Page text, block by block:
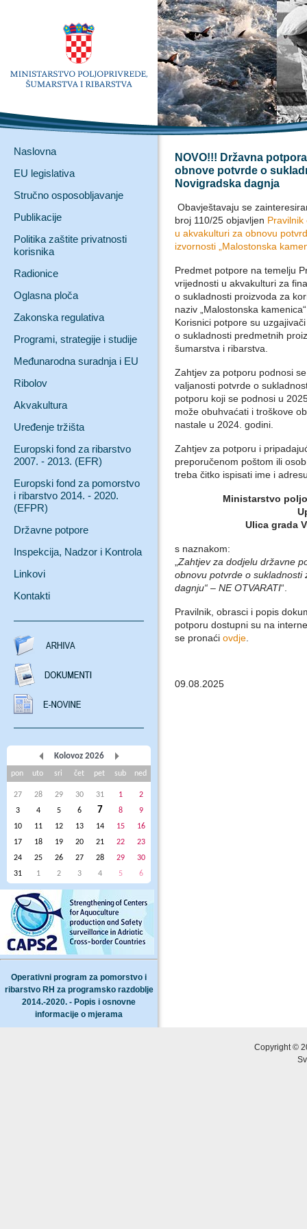
Naslovna
EU legislativa
Stručno osposobljavanje
Publikacije
Politika zaštite privatnosti
korisnika
Radionice
Oglasna ploča
Zakonska regulativa
Programi, strategije i studije
Međunarodna suradnja i EU
Ribolov
Akvakultura
Uređenje tržišta
Europski fond za ribarstvo
2007. - 2013. (EFR)
Europski fond za pomorstvo
i ribarstvo 2014. - 2020.
(EFPR)
Državne potpore
Inspekcija, Nadzor i Kontrola
Linkovi
Kontakti
Kolovoz 2026
pon uto sri čet pet sub ned
27 28 29 30 31 1
2
3
4 5 6 7 8
9
10
11 12 13 14 15
16
17
18 19 20 21 22
23
24
25 26 27 28 29
30
31
1 2 3 4 5 6
Operativni program za pomorstvo i
ribarstvo RH za programsko razdoblje
2014.-2020. - Popis i osnovne
informacije o mjerama
NOVO!!! Državna
obnove potvrde o
Novigradska dagnja
Obavještavaju se
broj 110/25 objavljen
u akvakulturi za obnovu
izvornosti „Malostonska
Predmet potpore na temelju
vrijednosti u akvakulturi za
o sukladnosti proizvoda za
naziv „Malostonska
Korisnici potpore su
o sukladnosti predmetnih
šumarstva i ribarstva.
Zahtjev za potporu podnosi
valjanosti potvrde o
potporu koji se podnosi u
može obuhvaćati i troškove
nastale u 2024. godini.
Zahtjev za potporu i
preporučenom poštom ili
treba čitko ispisati ime i
Ministarstvo
Ulica grada
s naznakom:
Zahtjev za dodjelu državne
obnovu potvrde o sukladnosti
dagnju“ – NE OTVARATI“.
Pravilnik, obrasci i popis
potporu dostupni su na
se pronaći ovdje
09.08.2025
Copyright ©